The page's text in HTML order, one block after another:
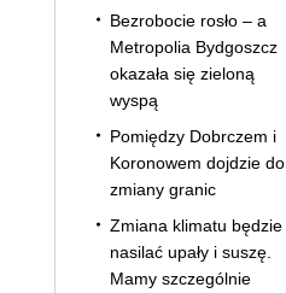
Bezrobocie rosło – a
Metropolia Bydgoszcz
okazała się zieloną
wyspą
Pomiędzy Dobrczem i
Koronowem dojdzie do
zmiany granic
Zmiana klimatu będzie
nasilać upały i suszę.
Mamy szczególnie